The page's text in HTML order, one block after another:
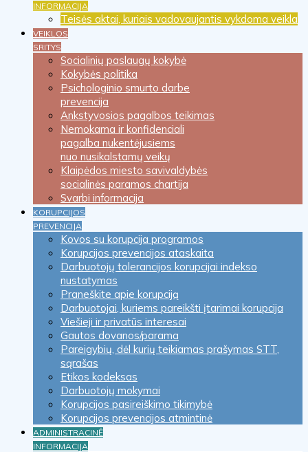
INFORMACIJA
Teisės aktai, kuriais vadovaujantis vykdoma veikla
VEIKLOS
SRITYS
Socialinių paslaugų kokybė
Kokybės politika
Psichologinio smurto darbe
prevencija
Ankstyvosios pagalbos teikimas
Nemokama ir konfidenciali
pagalba nukentėjusiems
nuo nusikalstamų veikų
Klaipėdos miesto savivaldybės
socialinės paramos chartija
Svarbi informacija
KORUPCIJOS
PREVENCIJA
Kovos su korupcija programos
Korupcijos prevencijos ataskaita
Darbuotojų tolerancijos korupcijai indekso
nustatymas
Praneškite apie korupciją
Darbuotojai, kuriems pareikšti įtarimai korupcija
Viešieji ir privatūs interesai
Gautos dovanos/parama
Pareigybių, dėl kurių teikiamas prašymas STT,
sąrašas
Etikos kodeksas
Darbuotojų mokymai
Korupcijos pasireiškimo tikimybė
Korupcijos prevencijos atmintinė
ADMINISTRACINĖ
INFORMACIJA